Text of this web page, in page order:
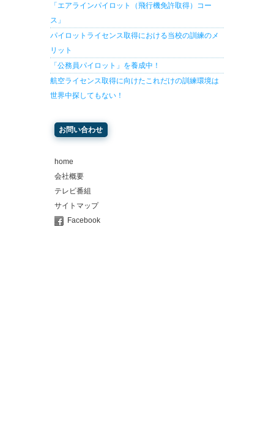
「エアラインパイロット（飛行機免許取得）コー
ス」
パイロットライセンス取得における当校の訓練のメ
リット
「公務員パイロット」を養成中！
航空ライセンス取得に向けたこれだけの訓練環境は
世界中探してもない！
お問い合わせ
home
会社概要
テレビ番組
サイトマップ
Facebook